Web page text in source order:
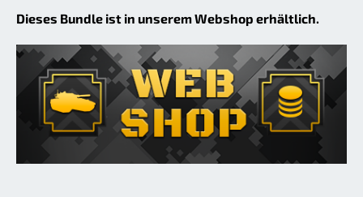
Dieses Bundle ist in unserem Webshop erhältlich.